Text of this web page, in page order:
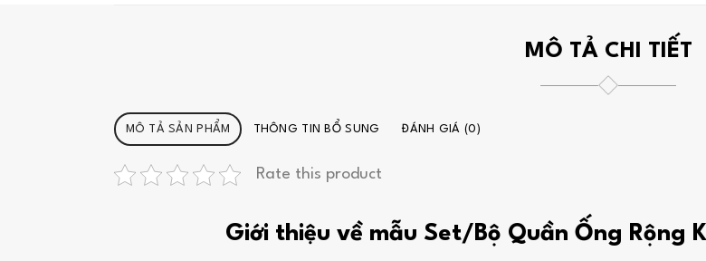
MÔ TẢ CHI TIẾT
MÔ TẢ SẢN PHẨM THÔNG TIN BỔ SUNG ĐÁNH GIÁ (0)
Rate this product
Giới thiệu về mẫu Set/Bộ Quần Ống Rộng